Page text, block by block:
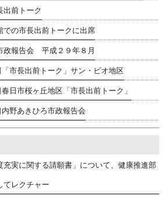
出前トーク
での市長出前トークに出席
政報告会 平成２９年８月
市長出前トーク」サン・ビオ地区
日市桜ヶ丘地区「市長出前トーク」
野あきひろ市政報告会
充実に関する請願書」について、健康推進部
てレクチャー